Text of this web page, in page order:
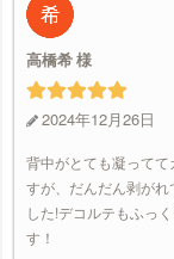
高橋希
2024年12月26日
背中がとても凝って
すが、だんだん剥が
した!デコルテもふっ
す！